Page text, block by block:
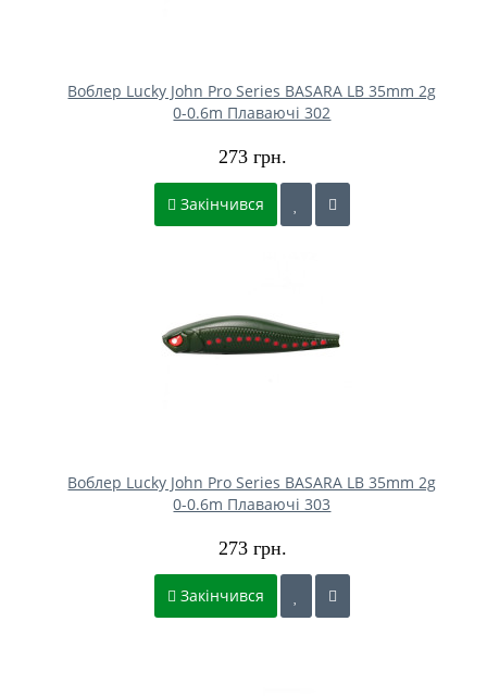
Воблер Lucky John Pro Series BASARA LB 35mm 2g
0-0.6m Плаваючі 302
273 грн.
Закінчився
Воблер Lucky John Pro Series BASARA LB 35mm 2g
0-0.6m Плаваючі 303
273 грн.
Закінчився